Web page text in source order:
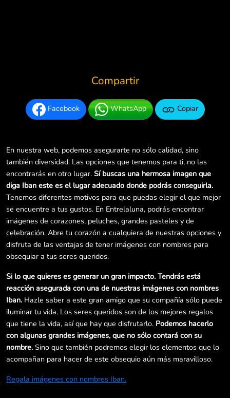
Compartir
Facebook WhatsApp Copiar
En nuestra web, podemos asegurarte no sólo calidad, sino
también diversidad. Las opciones que tenemos para ti, no las
encontrarás en otro lugar. Sí buscas una hermosa imagen que
diga Iban este es el lugar adecuado donde podrás conseguirla.
Tenemos diferentes motivos para que puedas elegir el que mejor
se encuentre a tus gustos. En Entrelaluna, podrás encontrar
imágenes de corazones, peluches, grandes pasteles y de
celebración. Abre tu corazón a cualquiera de nuestras opciones y
disfruta de las ventajas de tener imágenes con nombres para
obsequiar a tus seres queridos.
Si lo que quieres es generar un gran impacto. Tendrás está
reacción asegurada con una de nuestras imágenes con nombres
Iban. Hazle saber a este gran amigo que su compañía sólo puede
iluminar tu vida. Los seres queridos son de los mejores regalos
que tiene la vida, así que hay que disfrutarlo. Podemos hacerlo
con algunas grandes imágenes, que no sólo contará con su
nombre. Sino que también podremos elegir los elementos que lo
acompañan para hacer de este obsequio aún más maravilloso.
Regala imágenes con nombres Iban.